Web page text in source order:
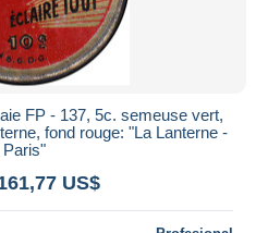
FP - 137, 5c. semeuse vert,
fond rouge: "La Lanterne -
Paris"
US$